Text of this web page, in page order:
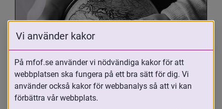
Oavsett om du är adopterad,
adoptivförälder eller arbetar med
Vi använder kakor
På mfof.se använder vi nödvändiga kakor för att
webbplatsen ska fungera på ett bra sätt för dig. Vi
använder också kakor för webbanalys så att vi kan
förbättra vår webbplats.